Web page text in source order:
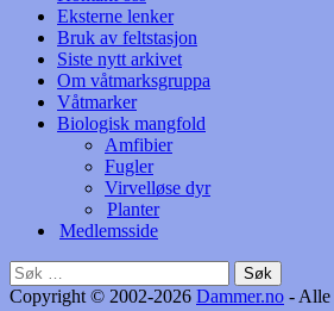
Eksterne lenker
Bruk av feltstasjon
Siste nytt arkivet
Om våtmarksgruppa
Våtmarker
Biologisk mangfold
Amfibier
Fugler
Virvelløse dyr
Planter
Medlemsside
Søk
etter:
Copyright © 2002-2026 Dammer.no - Alle